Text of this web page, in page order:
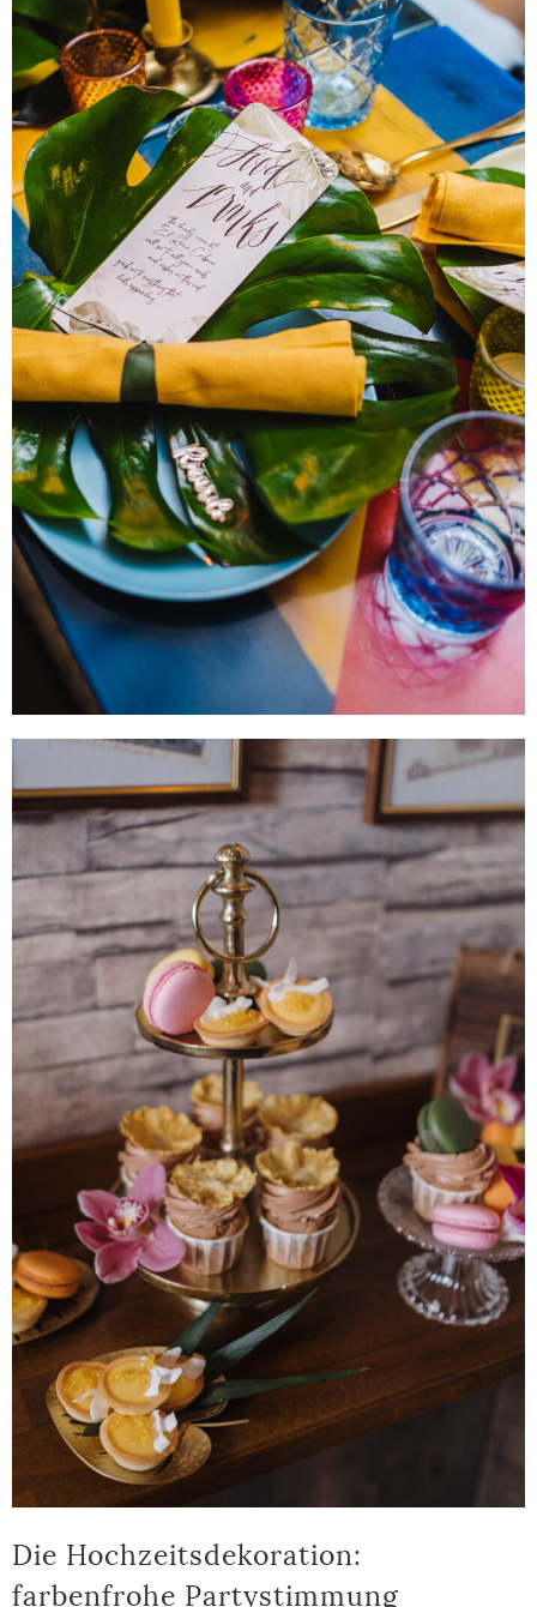
Die Hochzeitsdekoration:
farbenfrohe Partystimmung